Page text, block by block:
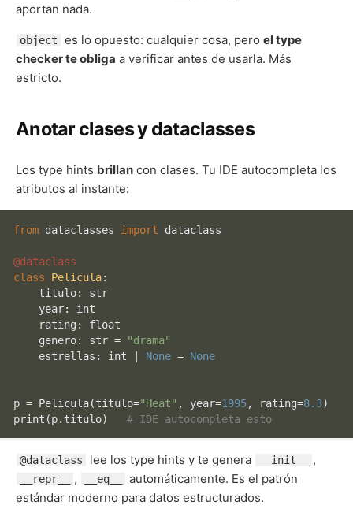
aportan nada.
object es lo opuesto: cualquier cosa, peroel type
checker te obliga a verificar antes de usarla. Más
estricto.
Anotar clases y dataclasses
Los type hints brillan con clases. Tu IDE autocompleta los
atributos al instante:
from dataclasses import dataclass
@dataclass
class
Pelicula:
    titulo:
str
    year:
int
    rating:
float
    genero:
str =
"drama"
    estrellas:
int None = None
p = Pelicula(titulo="Heat" , year=1995, rating=8.3
print (p.titulo) # IDE autocompleta esto
@dataclass lee los type hints y te genera __init__ ,
__repr__ , __eq__
automáticamente. Es el patrón
estándar moderno para datos estructurados.